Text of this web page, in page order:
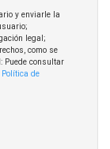
y enviarle la
legal;
como se
: Puede consultar
Política de